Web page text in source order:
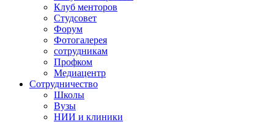
Клуб менторов
Студсовет
Форум
Фотогалерея
сотрудникам
Профком
Медиацентр
Сотрудничество
Школы
Вузы
НИИ и клиники